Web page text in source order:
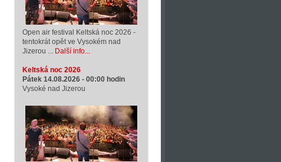
Open air festival Keltská noc 2026 -
tentokrát opět ve Vysokém nad
Jizerou ... Další info...
Keltská noc 2026
Pátek 14.08.2026 - 00:00 hodin
Vysoké nad Jizerou